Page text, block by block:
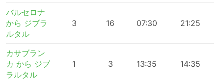
バルセロナ
から ジブラ
ルタル
3 16 07:30 21:25
カサブラン
カ から ジブ
ラルタル
1 3 13:35 14:35